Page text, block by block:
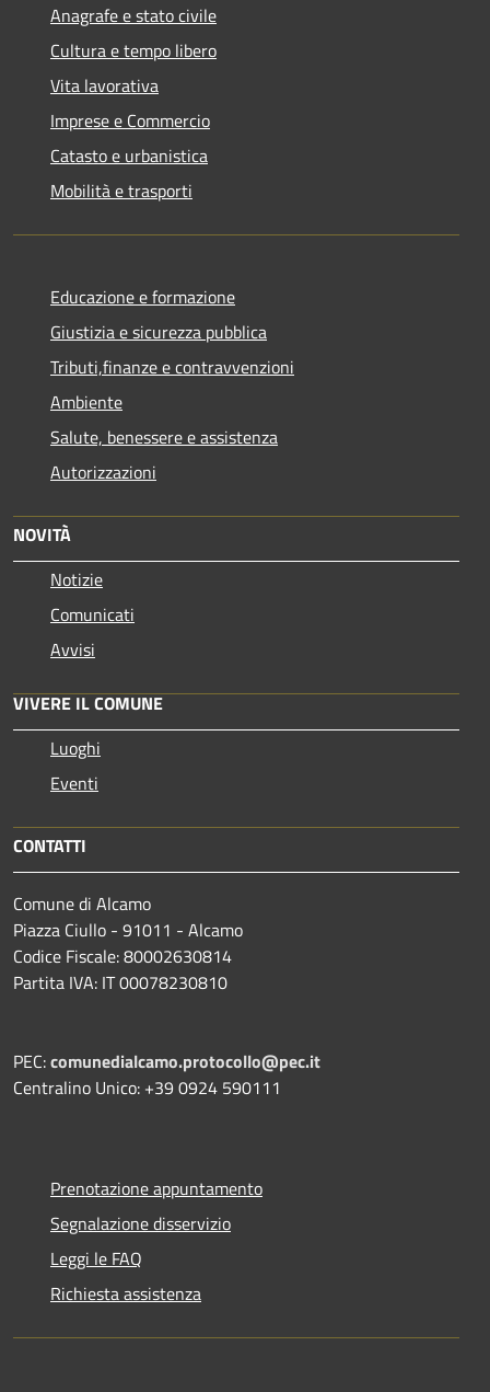
Anagrafe e stato civile
Cultura e tempo libero
Vita lavorativa
Imprese e Commercio
Catasto e urbanistica
Mobilità e trasporti
Educazione e formazione
Giustizia e sicurezza pubblica
Tributi,finanze e contravvenzioni
Ambiente
Salute, benessere e assistenza
Autorizzazioni
NOVITÀ
Notizie
Comunicati
Avvisi
VIVERE IL COMUNE
Luoghi
Eventi
CONTATTI
Comune di Alcamo
Piazza Ciullo - 91011 - Alcamo
Codice Fiscale: 80002630814
Partita IVA: IT 00078230810
PEC:comunedialcamo.protocollo@pec.it
Centralino Unico: +39 0924 590111
Prenotazione appuntamento
Segnalazione disservizio
Leggi le FAQ
Richiesta assistenza